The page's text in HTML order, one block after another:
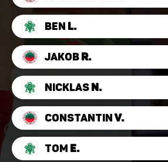
Ben L.
JakobR.
NicklasN.
Constantinv.
Tom E.